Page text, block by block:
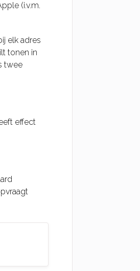
(i.v.m.
elk adres
tonen in
twee
effect